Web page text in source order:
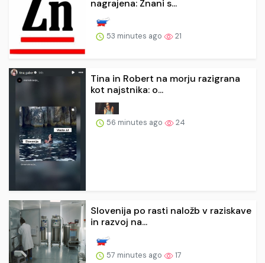
nagrajena: Znani s...
53 minutes ago 21
Tina in Robert na morju razigrana
kot najstnika: o...
56 minutes ago 24
Slovenija po rasti naložb v raziskave
in razvoj na...
57 minutes ago 17